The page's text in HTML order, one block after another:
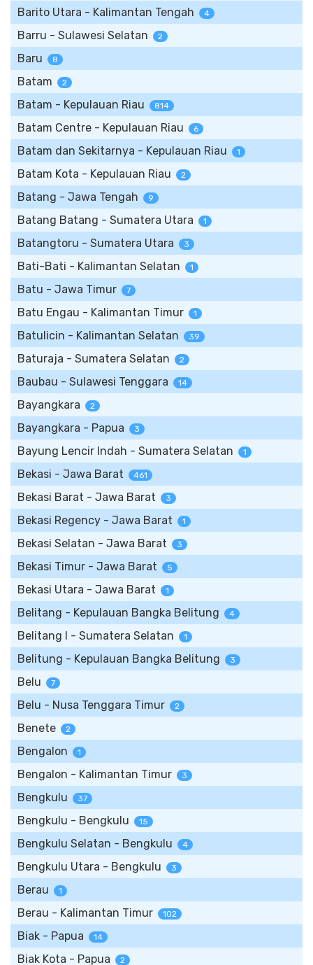
Barito Utara - Kalimantan Tengah 4
Barru - Sulawesi Selatan 2
Baru 8
Batam 2
Batam - Kepulauan Riau 814
Batam Centre - Kepulauan Riau 6
Batam dan Sekitarnya - Kepulauan Riau 1
Batam Kota - Kepulauan Riau 2
Batang - Jawa Tengah 9
Batang Batang - Sumatera Utara 1
Batangtoru - Sumatera Utara 3
Bati-Bati - Kalimantan Selatan 1
Batu - Jawa Timur 7
Batu Engau - Kalimantan Timur 1
Batulicin - Kalimantan Selatan 39
Baturaja - Sumatera Selatan 2
Baubau - Sulawesi Tenggara 14
Bayangkara 2
Bayangkara - Papua 3
Bayung Lencir Indah - Sumatera Selatan 1
Bekasi - Jawa Barat 461
Bekasi Barat - Jawa Barat 3
Bekasi Regency - Jawa Barat 1
Bekasi Selatan - Jawa Barat 3
Bekasi Timur - Jawa Barat 5
Bekasi Utara - Jawa Barat 1
Belitang - Kepulauan Bangka Belitung 4
Belitang I - Sumatera Selatan 1
Belitung - Kepulauan Bangka Belitung 3
Belu 7
Belu - Nusa Tenggara Timur 2
Benete 2
Bengalon 1
Bengalon - Kalimantan Timur 3
Bengkulu 37
Bengkulu - Bengkulu 15
Bengkulu Selatan - Bengkulu 4
Bengkulu Utara - Bengkulu 3
Berau 1
Berau - Kalimantan Timur 102
Biak - Papua 14
Biak Kota - Papua 2